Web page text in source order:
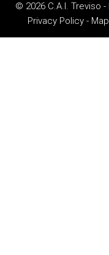
© 2026 C.A.I. Treviso -
Privacy Policy -